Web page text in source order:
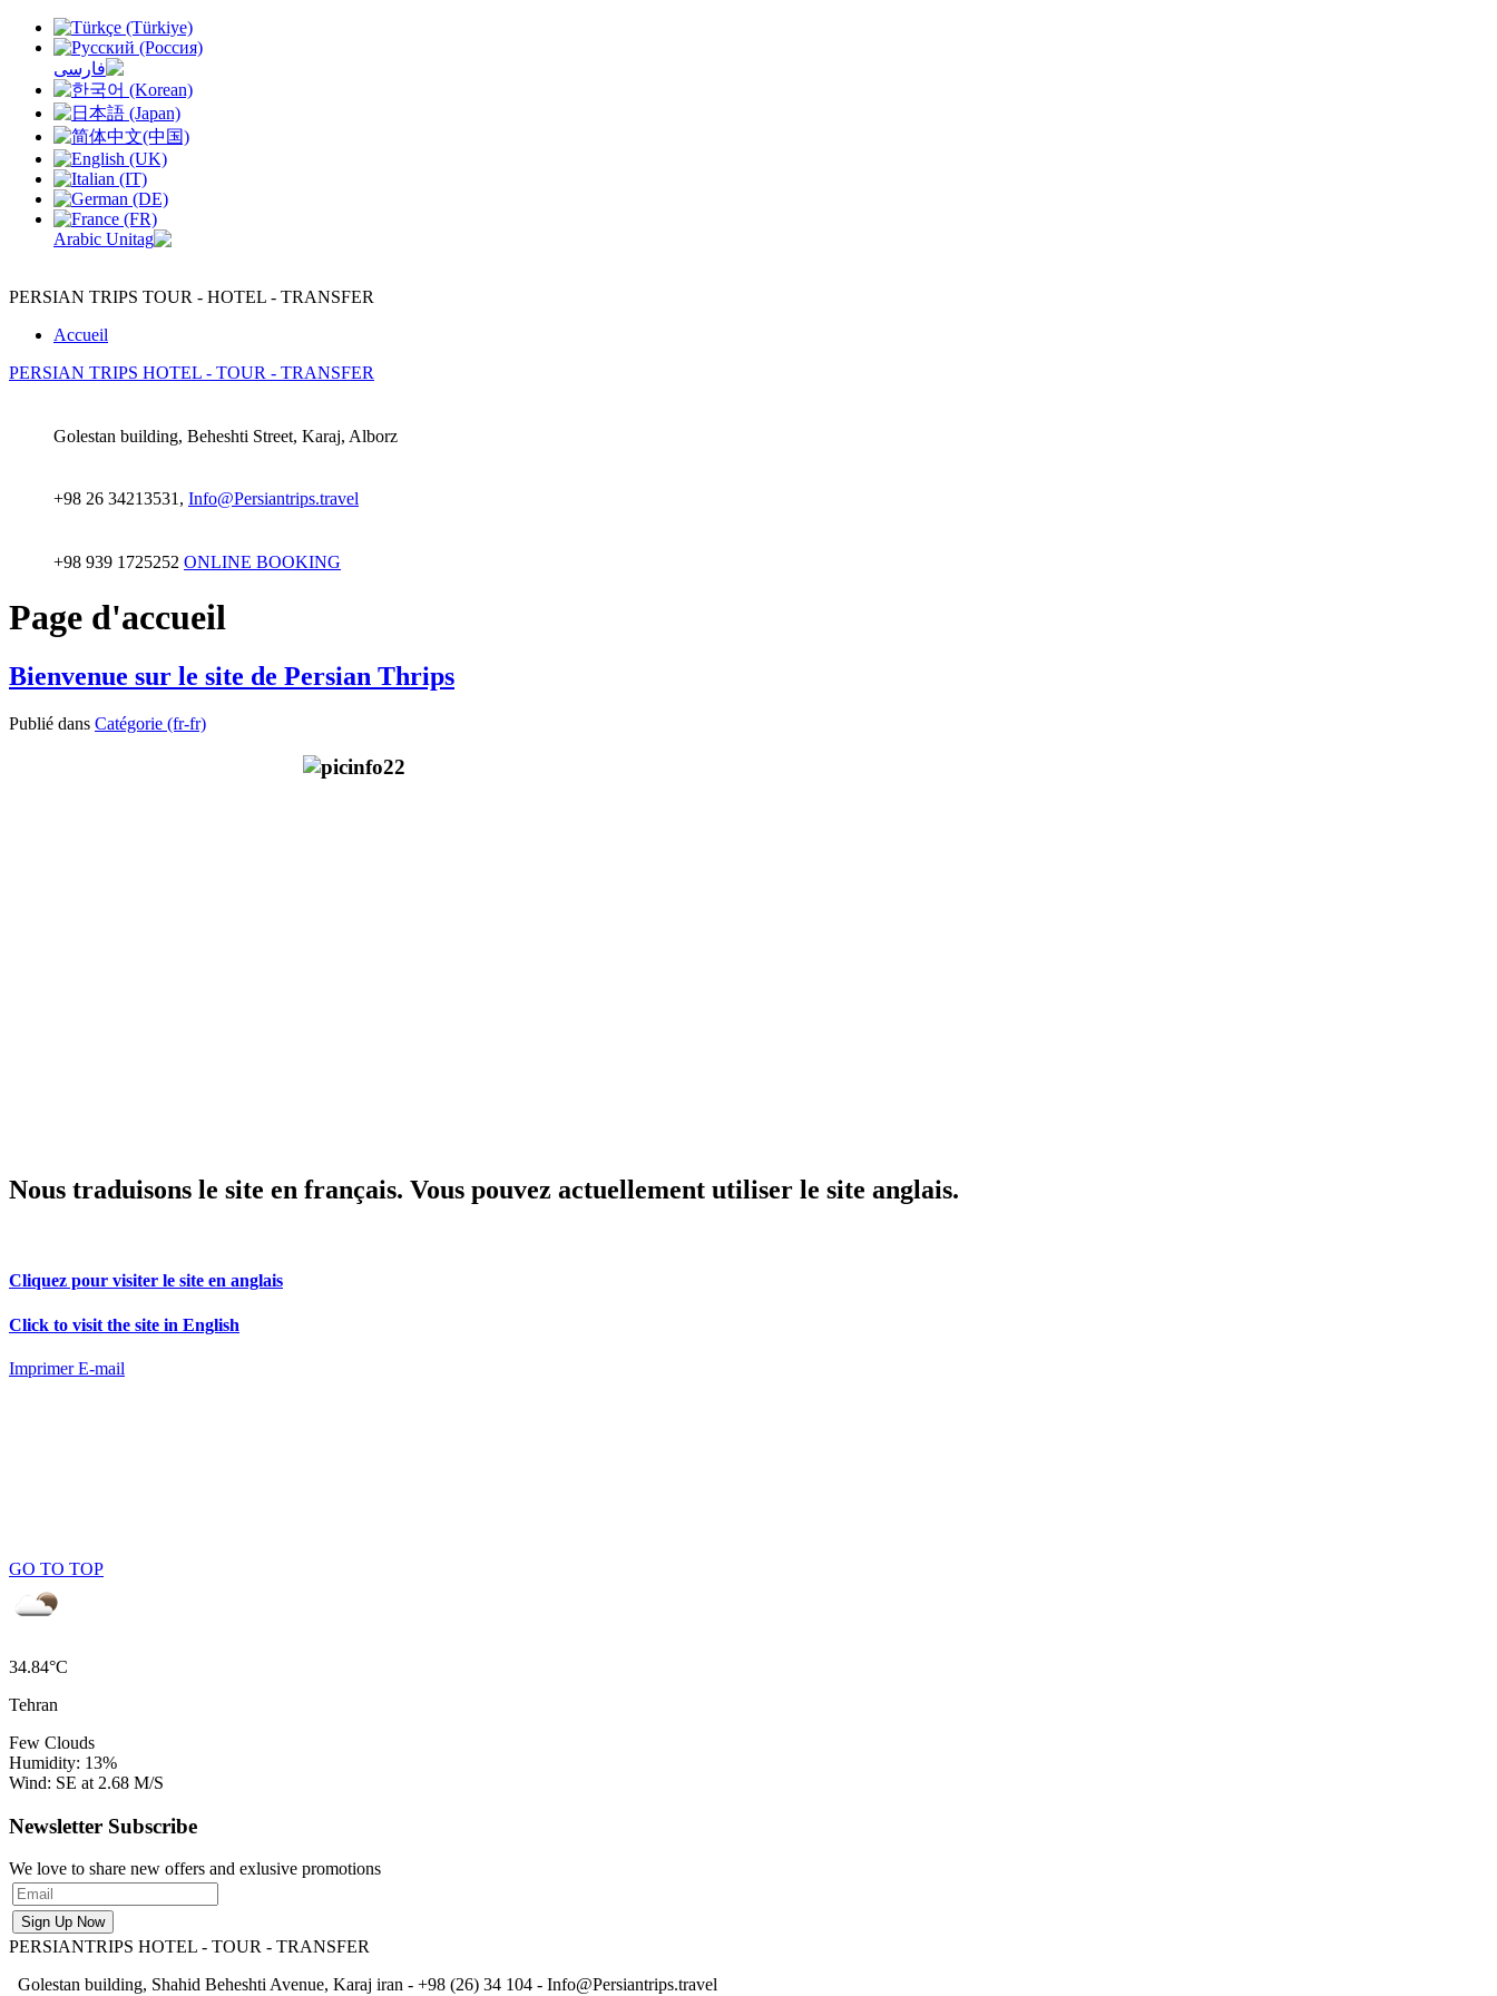
PERSIAN TRIPS TOUR - HOTEL - TRANSFER
Accueil
PERSIAN TRIPS HOTEL - TOUR - TRANSFER
Golestan building, Beheshti Street, Karaj, Alborz
+98 26 34213531, Info@Persiantrips.travel
+98 939 1725252 ONLINE BOOKING
Page d'accueil
Bienvenue sur le site de Persian Thrips
Publié dans Catégorie (fr-fr)
Nous traduisons le site en français. Vous pouvez actuellement utiliser le site anglais.
Cliquez pour visiter le site en anglais
Click to visit the site in English
ImprimerE-mail
GO TO TOP
34.84°C
Tehran
Few Clouds
Humidity: 13%
Wind: SE at 2.68 M/S
Newsletter Subscribe
We love to share new offers and exlusive promotions
PERSIANTRIPS HOTEL - TOUR - TRANSFER
Golestan building, Shahid Beheshti Avenue, Karaj iran - +98 (26) 34 104 - Info@Persiantrips.travel